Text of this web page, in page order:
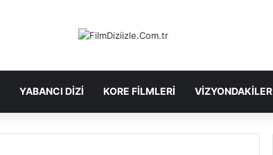
YABANCI DIZI KORE FILMLERI VIZYONDAKILER